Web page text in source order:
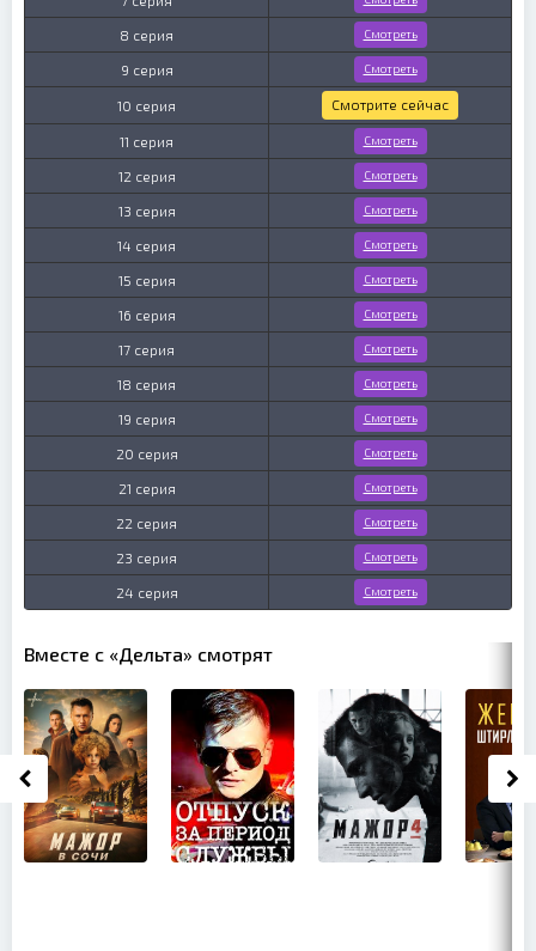
8 серия Смотреть
9 серия Смотреть
10 серия Смотрите сейчас
11 серия Смотреть
12 серия Смотреть
13 серия Смотреть
14 серия Смотреть
15 серия Смотреть
16 серия Смотреть
17 серия Смотреть
18 серия Смотреть
19 серия Смотреть
20 серия Смотреть
21 серия Смотреть
22 серия Смотреть
23 серия Смотреть
24 серия Смотреть
Вместе с «Дельта» смотрят